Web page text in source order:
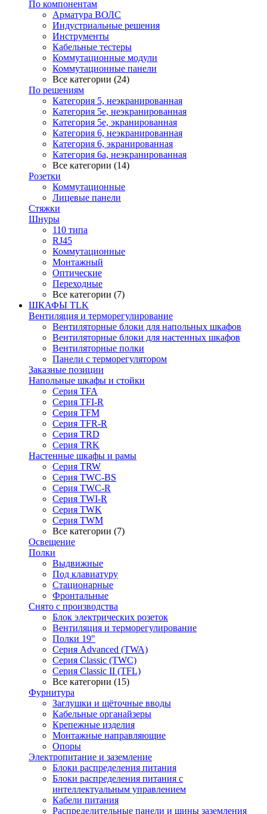
По компонентам
Арматура ВОЛС
Индустриальные решения
Инструменты
Кабельные тестеры
Коммутационные модули
Коммутационные панели
Все категории (24)
По решениям
Категория 5, неэкранированная
Категория 5е, неэкранированная
Категория 5е, экранированная
Категория 6, неэкранированная
Категория 6, экранированная
Категория 6а, неэкранированная
Все категории (14)
Розетки
Коммутационные
Лицевые панели
Стяжки
Шнуры
110 типа
RJ45
Коммутационные
Монтажный
Оптические
Переходные
Все категории (7)
ШКАФЫ TLK
Вентиляция и терморегулирование
Вентиляторные блоки для напольных шкафов
Вентиляторные блоки для настенных шкафов
Вентиляторные полки
Панели с терморегулятором
Заказные позиции
Напольные шкафы и стойки
Серия TFA
Серия TFI-R
Серия TFM
Серия TFR-R
Серия TRD
Серия TRK
Настенные шкафы и рамы
Серия TRW
Серия TWC-BS
Серия TWC-R
Серия TWI-R
Серия TWK
Серия TWM
Все категории (7)
Освещение
Полки
Выдвижные
Под клавиатуру
Стационарные
Фронтальные
Снято с производства
Блок электрических розеток
Вентиляция и терморегулирование
Полки 19"
Серия Advanced (TWA)
Серия Classic (TWC)
Серия Classic II (TFL)
Все категории (15)
Фурнитура
Заглушки и щёточные вводы
Кабельные органайзеры
Крепежные изделия
Монтажные направляющие
Опоры
Электропитание и заземление
Блоки распределения питания
Блоки распределения питания с
интеллектуальным управлением
Кабели питания
Распределительные панели и шины заземления